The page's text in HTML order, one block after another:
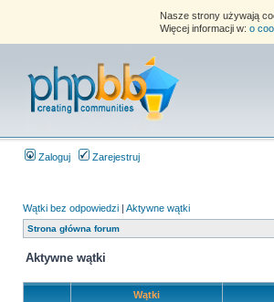
Nasze strony używają
Więcej informacji w: o
Zaloguj Zarejestruj
Wątki bez odpowiedzi | Aktywne wątki
Strona główna forum
Aktywne wątki
Wątki